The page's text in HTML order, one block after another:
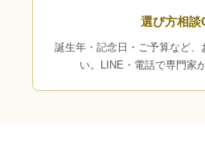
選び方相談
誕生年・記念日・ご予算など、
い。LINE・電話で専門家